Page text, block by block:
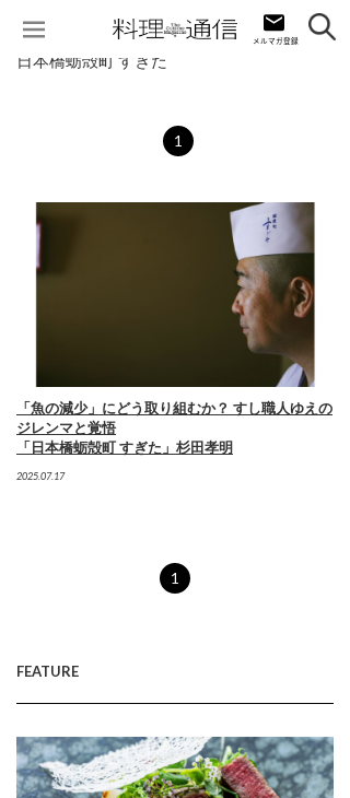
日本橋蛎殻町 すぎた
1
「魚の減少」にどう取り組むか？ すし職人ゆえの
ジレンマと覚悟
「日本橋蛎殻町 すぎた」杉田孝明
2025.07.17
1
FEATURE